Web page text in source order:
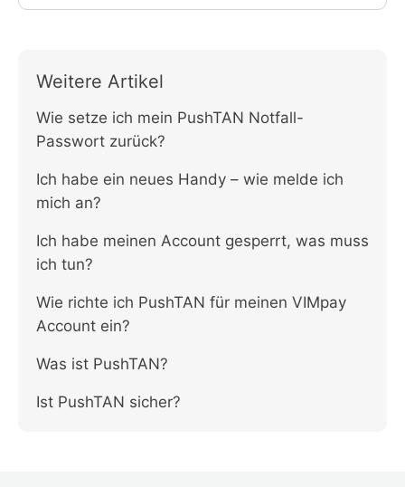
Weitere Artikel
Wie setze ich mein PushTAN Notfall-
Passwort zurück?
Ich habe ein neues Handy – wie melde ich
mich an?
Ich habe meinen Account gesperrt, was muss
ich tun?
Wie richte ich PushTAN für meinen VIMpay
Account ein?
Was ist PushTAN?
Ist PushTAN sicher?